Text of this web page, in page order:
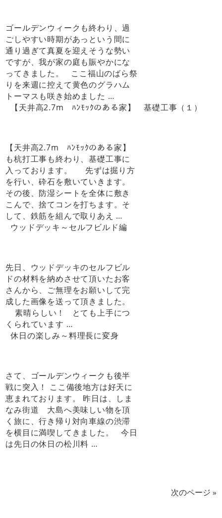
ゴールデンウィークも終わり、過
ごしやすい時期があっという間に
通り過ぎて真夏を迎えそうな勢い
ですが、我が家の庭も賑やかにな
ってきました。 ここ福山のばら祭
りを来週に控えて黄色のグラハム
トーマスも咲き始めました …
【天井高2.7m ﾊﾝﾓｯｸのある家】 基礎工事（１）
【天井高2.7m ﾊﾝﾓｯｸのある家】
も杭打工事も終わり、基礎工事に
入っております。 先ずは掘り方
を行い、砕石を敷いていきます。
その後、防湿シートを全体に敷き
こんで、捨てコンを打ちます。そ
して、鉄筋を組んで取りあえ …
ウッドデッキ～セルフビルド編
先日、ウッドデッキのセルフビル
ドの材料を納めさせて頂いたお客
さんから、ご無理をお願いして完
成した画像を送って頂きました。
素晴らしい！ とても上手につ
くられています …
休日の楽しみ～料理長に変身
さて、ゴールデンウィークも後半
戦に突入！ ここ備後地方は好天に
恵まれております。 昨日は、しま
なみ街道 大島へ美味しい物を頂
く旅に、行き帰り対向車線の渋滞
を横目に満喫してきました。 今日
は先日の休日の松川料 …
次のページ »